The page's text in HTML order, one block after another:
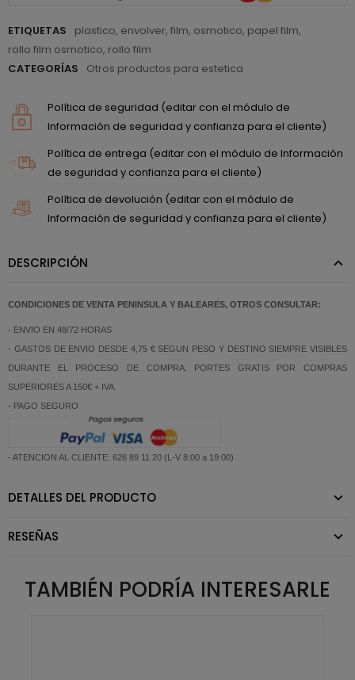
ETIQUETAS plastico, envolver, film, osmotico, papel film,
rollo film osmotico, rollo film
CATEGORÍAS
Otros productos para estetica
Política de seguridad (editar con el módulo de
Información de seguridad y confianza para el cliente)
Política de entrega (editar con el módulo de Información
de seguridad y confianza para el cliente)
Política de devolución (editar con el módulo de
Información de seguridad y confianza para el cliente)
DESCRIPCIÓN
CONDICIONES DE VENTA PENINSULA Y BALEARES, OTROS CONSULTAR:
- ENVIO EN 48/72 HORAS
- GASTOS DE ENVIO DESDE 4,75 € SEGUN PESO Y DESTINO SIEMPRE VISIBLES
DURANTE EL PROCESO DE COMPRA. PORTES GRATIS POR COMPRAS
SUPERIORES A 150€ + IVA.
- PAGO SEGURO
- ATENCION AL CLIENTE: 626 89 11 20 (L-V 8:00 a 19:00)
DETALLES DEL PRODUCTO
RESEÑAS
TAMBIÉN PODRÍA INTERESARLE